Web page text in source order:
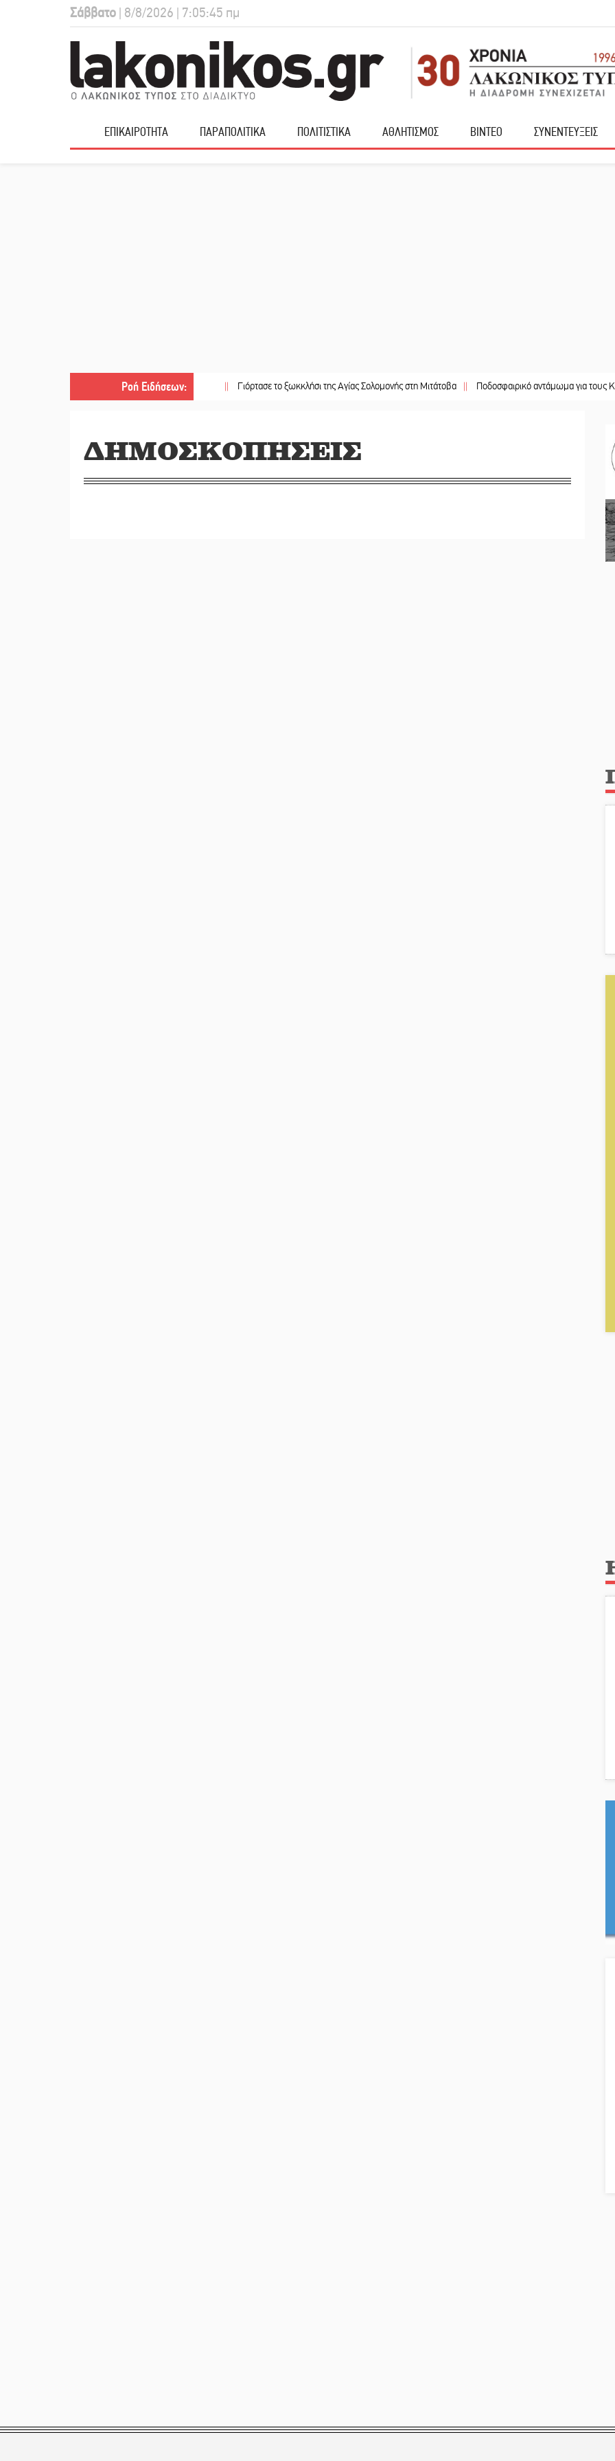
Σάββατο | 8/8/2026 | 7:05:46 πμ
ΕΠΙΚΑΙΡΟΤΗΤΑ ΠΑΡΑΠΟΛΙΤΙΚΑ ΠΟΛΙΤΙΣΤΙΚΑ ΑΘΛΗΤΙΣΜΟΣ ΒΙΝΤΕΟ ΣΥΝΕΝΤΕΥΞΕΙΣ
Ροή Ειδήσεων:|| Γιόρτασε το ξωκκλήσι της Αγίας Σολομονής στη Μιτάτοβα || Ποδοσφαιρικό αντάμωμα για τους
ΔΗΜΟΣΚΟΠΗΣΕΙΣ